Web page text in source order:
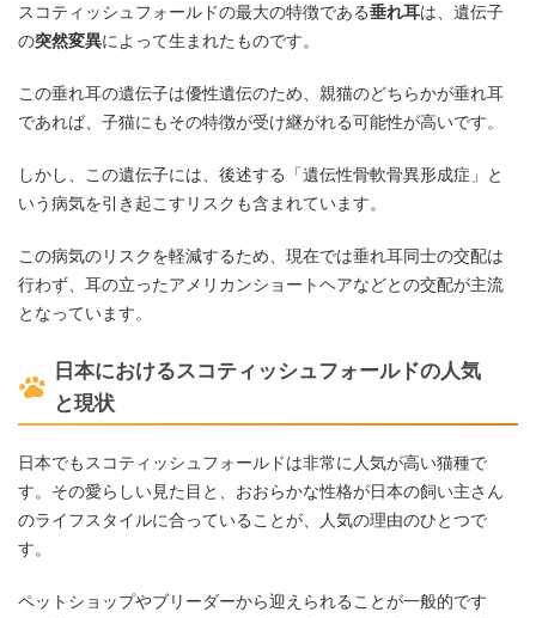
スコティッシュフォールドの最大の特徴である垂れ耳は、遺伝子
の突然変異によって生まれたものです。
この垂れ耳の遺伝子は優性遺伝のため、親猫のどちらかが垂れ耳
であれば、子猫にもその特徴が受け継がれる可能性が高いです。
しかし、この遺伝子には、後述する「遺伝性骨軟骨異形成症」と
いう病気を引き起こすリスクも含まれています。
この病気のリスクを軽減するため、現在では垂れ耳同士の交配は
行わず、耳の立ったアメリカンショートヘアなどとの交配が主流
となっています。
日本におけるスコティッシュフォールドの人気
と現状
日本でもスコティッシュフォールドは非常に人気が高い猫種で
す。その愛らしい見た目と、おおらかな性格が日本の飼い主さん
のライフスタイルに合っていることが、人気の理由のひとつで
す。
ペットショップやブリーダーから迎えられることが一般的です